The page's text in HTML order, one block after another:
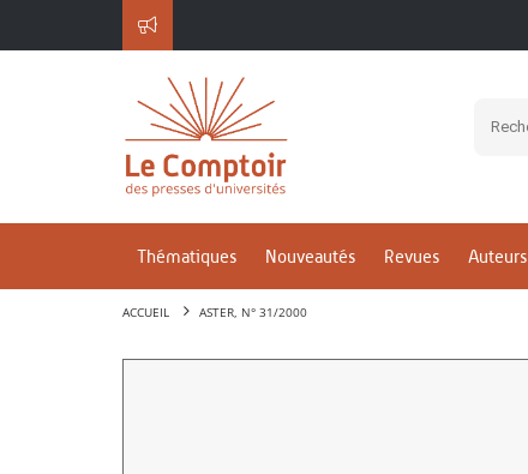
Thématiques Nouveautés Revues Auteurs
ACCUEIL ASTER, N° 31/2000